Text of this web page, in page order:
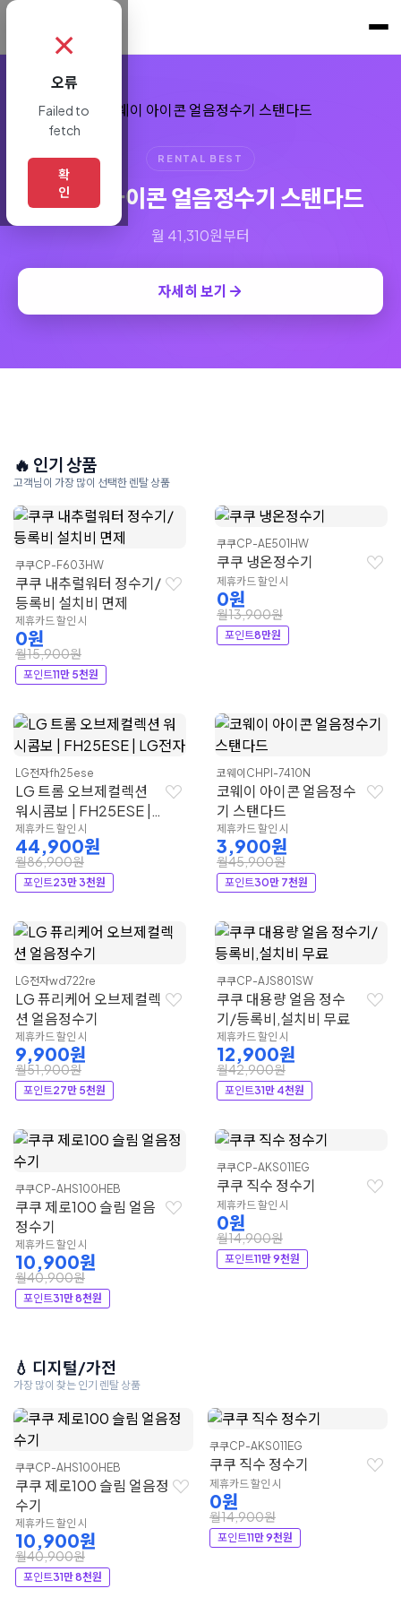
RENTAL BEST
코웨이 아이콘 얼음정수기 스탠다드
월 41,310원부터
자세히 보기
🔥 인기 상품
고객님이 가장 많이 선택한 렌탈 상품
쿠쿠CP-F603HW
쿠쿠 내추럴워터 정수기/
등록비 설치비 면제
제휴카드 할인 시
0원
월15,900원
포인트11만 5천원
쿠쿠CP-AE501HW
쿠쿠 냉온정수기
제휴카드 할인 시
0원
월13,900원
포인트8만원
LG전자fh25ese
LG 트롬 오브제컬렉션
워시콤보 | FH25ESE |
LG전자
제휴카드 할인 시
44,900원
월86,900원
포인트23만 3천원
코웨이 CHPI-7410N
코웨이 아이콘 얼음정수
기 스탠다드
제휴카드 할인 시
3,900원
월45,900원
포인트30만 7천원
LG전자wd722re
LG 퓨리케어 오브제컬렉
션 얼음정수기
제휴카드 할인 시
9,900원
월51,900원
포인트27만 5천원
쿠쿠CP-AJS801SW
쿠쿠 대용량 얼음 정수
기/등록비,설치비 무료
제휴카드 할인 시
12,900원
월42,900원
포인트31만 4천원
쿠쿠CP-AHS100HEB
쿠쿠 제로100 슬림 얼음
정수기
제휴카드 할인 시
10,900원
월40,900원
포인트31만 8천원
쿠쿠CP-AKS011EG
쿠쿠 직수 정수기
제휴카드 할인 시
0원
월14,900원
포인트11만 9천원
💧 디지털/가전
가장 많이 찾는 인기 렌탈 상품
쿠쿠CP-AHS100HEB
쿠쿠 제로100 슬림 얼음정
수기
제휴카드 할인 시
10,900원
월40,900원
포인트31만 8천원
쿠쿠CP-AKS011EG
쿠쿠 직수 정수기
제휴카드 할인 시
0원
월14,900원
포인트11만 9천원
✗
오류
Failed to
fetch
확
인